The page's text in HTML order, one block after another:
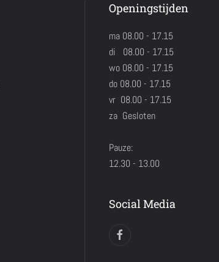
Openingstijden
ma 08.00 - 17.15
di 08.00 - 17.15
wo 08.00 - 17.15
do 08.00 - 17.15
vr 08.00 - 17.15
za Gesloten
Pauze:
12.30 - 13.00
Social Media